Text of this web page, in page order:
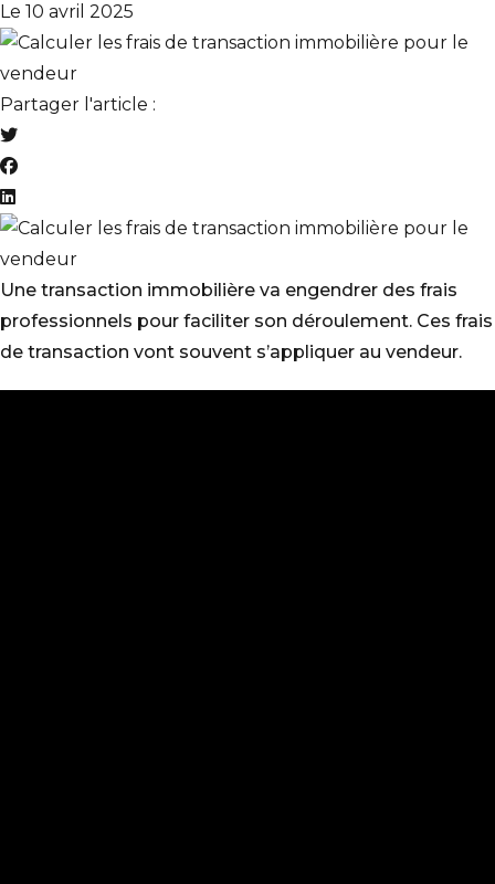
Le 10 avril 2025
Partager l'article :
Une transaction immobilière va engendrer des frais
professionnels pour faciliter son déroulement. Ces frais
de transaction vont souvent s’appliquer au vendeur.